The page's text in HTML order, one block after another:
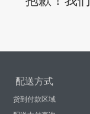
配送方式
货到付款区域